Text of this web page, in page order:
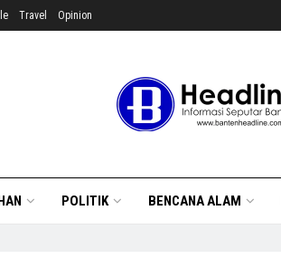
Travel Opinion
POLITIK BENCANA ALAM